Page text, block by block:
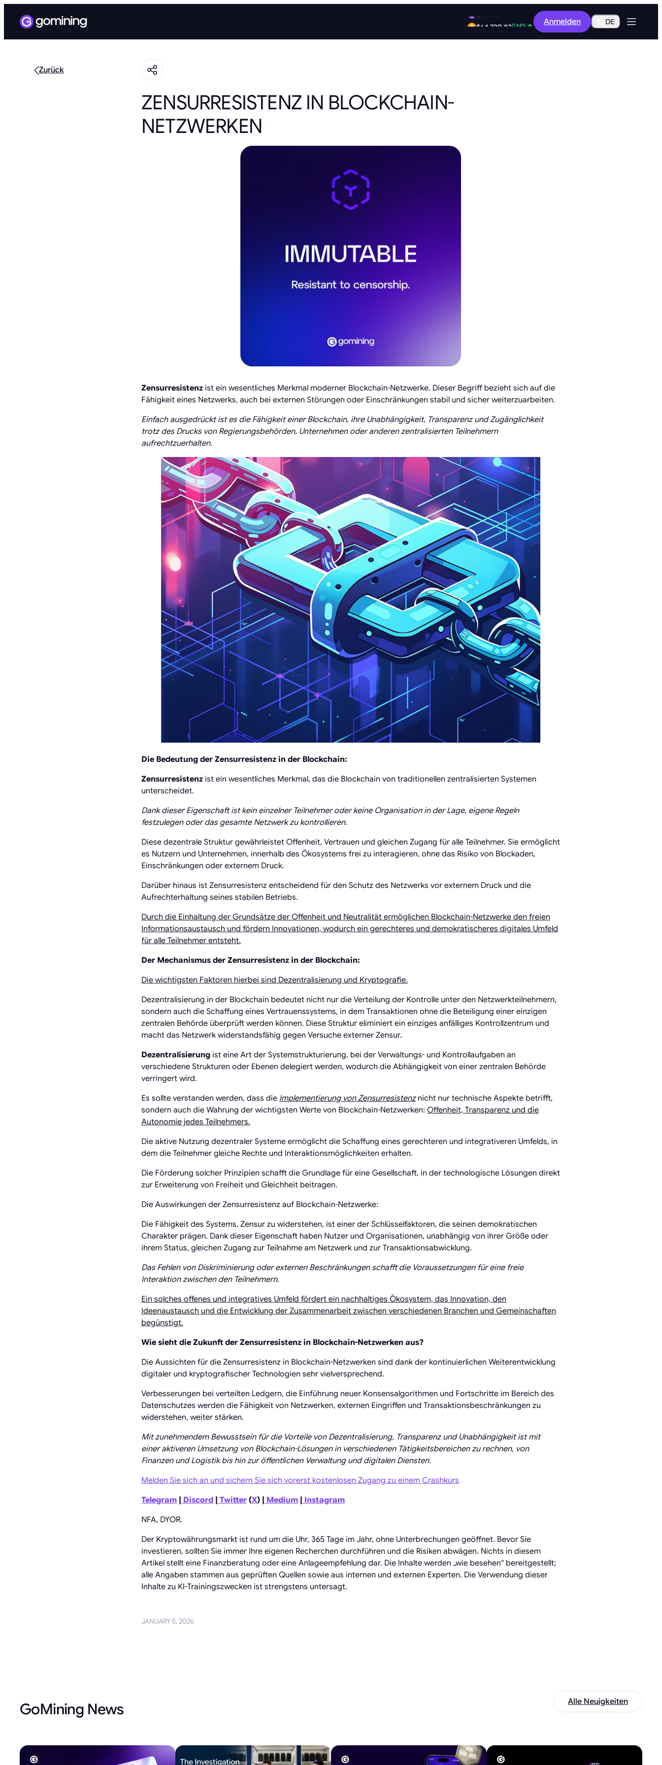
$0.2857 Anmelden DE
Zurück
ZENSURRESISTENZ IN BLOCKCHAIN-
NETZWERKEN
Zensurresistenz ist ein wesentliches Merkmal moderner Blockchain-Netzwerke. Dieser Begriff bezieht sich auf die
Fähigkeit eines Netzwerks, auch bei externen Störungen oder Einschränkungen stabil und sicher weiterzuarbeiten.
Einfach ausgedrückt ist es die Fähigkeit einer Blockchain, ihre Unabhängigkeit, Transparenz und Zugänglichkeit
trotz des Drucks von Regierungsbehörden, Unternehmen oder anderen zentralisierten Teilnehmern
aufrechtzuerhalten.
Die Bedeutung der Zensurresistenz in der Blockchain:
Zensurresistenz ist ein wesentliches Merkmal, das die Blockchain von traditionellen zentralisierten Systemen
unterscheidet.
Dank dieser Eigenschaft ist kein einzelner Teilnehmer oder keine Organisation in der Lage, eigene Regeln
festzulegen oder das gesamte Netzwerk zu kontrollieren.
Diese dezentrale Struktur gewährleistet Offenheit, Vertrauen und gleichen Zugang für alle Teilnehmer. Sie ermöglicht
es Nutzern und Unternehmen, innerhalb des Ökosystems frei zu interagieren, ohne das Risiko von Blockaden,
Einschränkungen oder externem Druck.
Darüber hinaus ist Zensurresistenz entscheidend für den Schutz des Netzwerks vor externem Druck und die
Aufrechterhaltung seines stabilen Betriebs.
Durch die Einhaltung der Grundsätze der Offenheit und Neutralität ermöglichen Blockchain-Netzwerke den freien
Informationsaustausch und fördern Innovationen, wodurch ein gerechteres und demokratischeres digitales Umfeld
für alle Teilnehmer entsteht.
Der Mechanismus der Zensurresistenz in der Blockchain:
Die wichtigsten Faktoren hierbei sind Dezentralisierung und Kryptografie.
Dezentralisierung in der Blockchain bedeutet nicht nur die Verteilung der Kontrolle unter den Netzwerkteilnehmern,
sondern auch die Schaffung eines Vertrauenssystems, in dem Transaktionen ohne die Beteiligung einer einzigen
zentralen Behörde überprüft werden können. Diese Struktur eliminiert ein einziges anfälliges Kontrollzentrum und
macht das Netzwerk widerstandsfähig gegen Versuche externer Zensur.
Dezentralisierung ist eine Art der Systemstrukturierung, bei der Verwaltungs- und Kontrollaufgaben an
verschiedene Strukturen oder Ebenen delegiert werden, wodurch die Abhängigkeit von einer zentralen Behörde
verringert wird.
Es sollte verstanden werden, dass die Implementierung von Zensurresistenznicht nur technische Aspekte betrifft,
sondern auch die Wahrung der wichtigsten Werte von Blockchain-Netzwerken: Offenheit, Transparenz und die
Autonomie jedes Teilnehmers.
Die aktive Nutzung dezentraler Systeme ermöglicht die Schaffung eines gerechteren und integrativeren Umfelds, in
dem die Teilnehmer gleiche Rechte und Interaktionsmöglichkeiten erhalten.
Die Förderung solcher Prinzipien schafft die Grundlage für eine Gesellschaft, in der technologische Lösungen direkt
zur Erweiterung von Freiheit und Gleichheit beitragen.
Die Auswirkungen der Zensurresistenz auf Blockchain-Netzwerke:
Die Fähigkeit des Systems, Zensur zu widerstehen, ist einer der Schlüsselfaktoren, die seinen demokratischen
Charakter prägen. Dank dieser Eigenschaft haben Nutzer und Organisationen, unabhängig von ihrer Größe oder
ihrem Status, gleichen Zugang zur Teilnahme am Netzwerk und zur Transaktionsabwicklung.
Das Fehlen von Diskriminierung oder externen Beschränkungen schafft die Voraussetzungen für eine freie
Interaktion zwischen den Teilnehmern.
Ein solches offenes und integratives Umfeld fördert ein nachhaltiges Ökosystem, das Innovation, den
Ideenaustausch und die Entwicklung der Zusammenarbeit zwischen verschiedenen Branchen und Gemeinschaften
begünstigt.
Wie sieht die Zukunft der Zensurresistenz in Blockchain-Netzwerken aus?
Die Aussichten für die Zensurresistenz in Blockchain-Netzwerken sind dank der kontinuierlichen Weiterentwicklung
digitaler und kryptografischer Technologien sehr vielversprechend.
Verbesserungen bei verteilten Ledgern, die Einführung neuer Konsensalgorithmen und Fortschritte im Bereich des
Datenschutzes werden die Fähigkeit von Netzwerken, externen Eingriffen und Transaktionsbeschränkungen zu
widerstehen, weiter stärken.
Mit zunehmendem Bewusstsein für die Vorteile von Dezentralisierung, Transparenz und Unabhängigkeit ist mit
einer aktiveren Umsetzung von Blockchain-Lösungen in verschiedenen Tätigkeitsbereichen zu rechnen, von
Finanzen und Logistik bis hin zur öffentlichen Verwaltung und digitalen Diensten.
Melden Sie sich an und sichern Sie sich vorerst kostenlosen Zugang zu einem Crashkurs
Telegram | Discord | Twitter (X) | Medium | Instagram
NFA, DYOR.
Der Kryptowährungsmarkt ist rund um die Uhr, 365 Tage im Jahr, ohne Unterbrechungen geöffnet. Bevor Sie
investieren, sollten Sie immer Ihre eigenen Recherchen durchführen und die Risiken abwägen. Nichts in diesem
Artikel stellt eine Finanzberatung oder eine Anlageempfehlung dar. Die Inhalte werden „wie besehen“ bereitgestellt;
alle Angaben stammen aus geprüften Quellen sowie aus internen und externen Experten. Die Verwendung dieser
Inhalte zu KI-Trainingszwecken ist strengstens untersagt.
JANUARY 5, 2026
GoMining News Alle Neuigkeiten